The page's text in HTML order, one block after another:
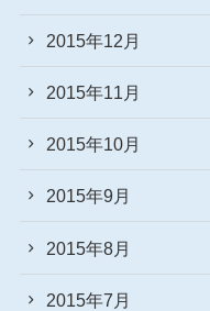
2015年12月
2015年11月
2015年10月
2015年9月
2015年8月
2015年7月